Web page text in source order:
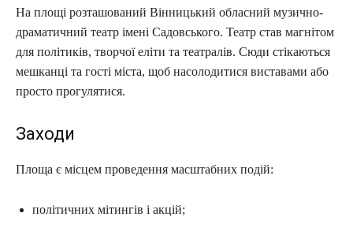
На площі розташований Вінницький обласний музично-
драматичний театр імені Садовського. Театр став магнітом
для політиків, творчої еліти та театралів. Сюди стікаються
мешканці та гості міста, щоб насолодитися виставами або
просто прогулятися.
Заходи
Площа є місцем проведення масштабних подій:
політичних мітингів і акцій;